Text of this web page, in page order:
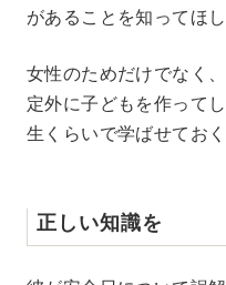
があることを知ってほし
女性のためだけでなく
定外に子どもを作って
生くらいで学ばせてお
正しい知識を